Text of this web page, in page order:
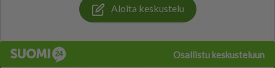
Aloita keskustelu
Osallistu keskusteluun